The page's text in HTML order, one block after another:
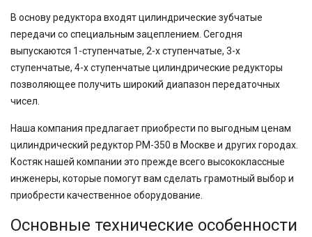
500
В основу редуктора входят цилиндрические зубчатые
передачи со специальным зацеплением. Сегодня
выпускаются 1-ступенчатые, 2-х ступенчатые, 3-х
ступенчатые, 4-х ступенчатые цилиндрические редукторы
позволяющее получить широкий диапазон передаточных
чисел.
Наша компания предлагает приобрести по выгодным ценам
цилиндрический редуктор РМ-350 в Москве и других городах.
Костяк нашей компании это прежде всего высококлассные
инженеры, которые помогут вам сделать грамотный выбор и
приобрести качественное оборудование.
Основные технические особенности